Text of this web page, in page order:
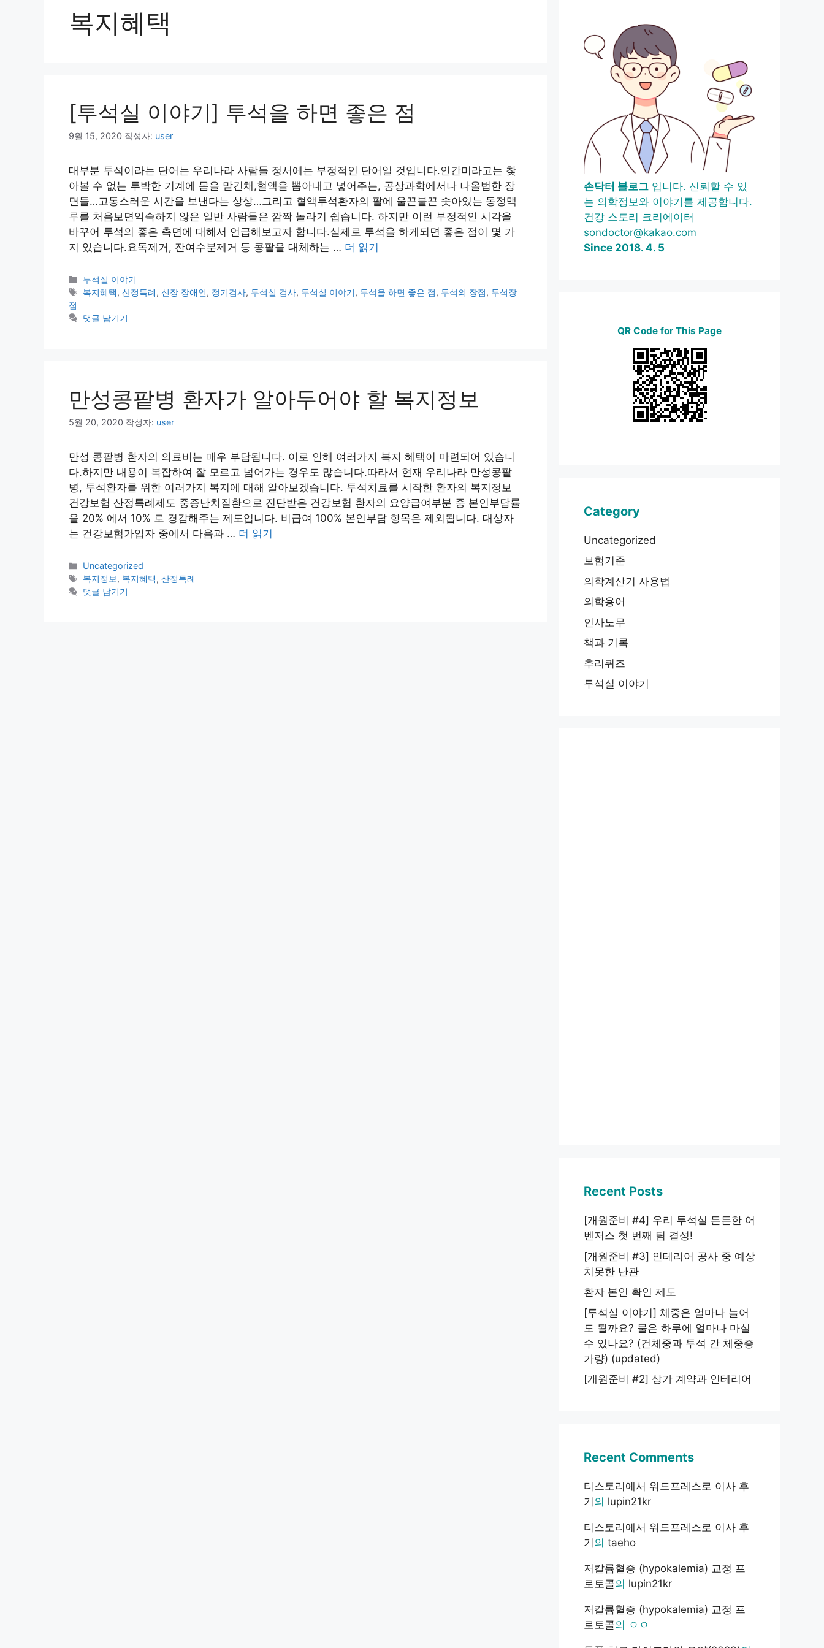
복지혜택
[투석실 이야기] 투석을 하면 좋은 점
9월 15, 2020 작성자: user
대부분 투석이라는 단어는 우리나라 사람들 정서에는 부정적인 단어일 것입니다.인간미라고는 찾
아볼 수 없는 투박한 기계에 몸을 맡긴채,혈액을 뽑아내고 넣어주는, 공상과학에서나 나올법한 장
면들…고통스러운 시간을 보낸다는 상상…그리고 혈액투석환자의 팔에 울끈불끈 솟아있는 동정맥
루를 처음보면익숙하지 않은 일반 사람들은 깜짝 놀라기 쉽습니다. 하지만 이런 부정적인 시각을
바꾸어 투석의 좋은 측면에 대해서 언급해보고자 합니다.실제로 투석을 하게되면 좋은 점이 몇 가
지 있습니다.요독제거, 잔여수분제거 등 콩팥을 대체하는 … 더 읽기
카
테
리
투석실 이야기
태
복지혜택,산정특례, 신장 장애인, 정기검사, 투석실 검사, 투석실 이야기, 투석을 하면 좋은 점, 투석의 장점, 투석장
점
댓글 남기기
만성콩팥병 환자가 알아두어야 할 복지정보
5월 20, 2020 작성자: user
만성 콩팥병 환자의 의료비는 매우 부담됩니다. 이로 인해 여러가지 복지 혜택이 마련되어 있습니
다.하지만 내용이 복잡하여 잘 모르고 넘어가는 경우도 많습니다.따라서 현재 우리나라 만성콩팥
병, 투석환자를 위한 여러가지 복지에 대해 알아보겠습니다. 투석치료를 시작한 환자의 복지정보
건강보험 산정특례제도 중증난치질환으로 진단받은 건강보험 환자의 요양급여부분 중 본인부담률
을 20% 에서 10% 로 경감해주는 제도입니다. 비급여 100% 본인부담 항목은 제외됩니다. 대상자
는 건강보험가입자 중에서 다음과 … 더 읽기
카
테
고
Uncategorized
태
그
복지정보, 복지혜택,산정특례
댓글 남기기
손닥터 블로그 입니다. 신뢰할 수 있
는 의학정보와 이야기를 제공합니다.
건강 스토리 크리에이터
sondoctor@kakao.com
Since 2018. 4. 5
QR Code for This Page
Category
Uncategorized
보험기준
의학계산기 사용법
의학용어
인사노무
책과 기록
추리퀴즈
투석실 이야기
Recent Posts
[개원준비 #4] 우리 투석실 든든한 어
벤저스 첫 번째 팀 결성!
[개원준비 #3] 인테리어 공사 중 예상
치못한 난관
환자 본인 확인 제도
[투석실 이야기] 체중은 얼마나 늘어
도 될까요? 물은 하루에 얼마나 마실
수 있나요? (건체중과 투석 간 체중증
가량) (updated)
[개원준비 #2] 상가 계약과 인테리어
Recent Comments
티스토리에서 워드프레스로 이사 후
기 의 lupin21kr
티스토리에서 워드프레스로 이사 후
기 의 taeho
저칼륨혈증 (hypokalemia) 교정 프
로토콜의 lupin21kr
저칼륨혈증 (hypokalemia) 교정 프
로토콜의 ㅇㅇ